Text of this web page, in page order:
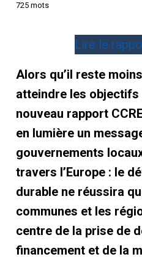
725 mots
Lire le
Alors qu’il reste
atteindre les objectifs
nouveau rapport
en lumière un
gouvernements
travers l’Europe : le
durable ne réussira
communes et les
centre de la prise de
financement et de la